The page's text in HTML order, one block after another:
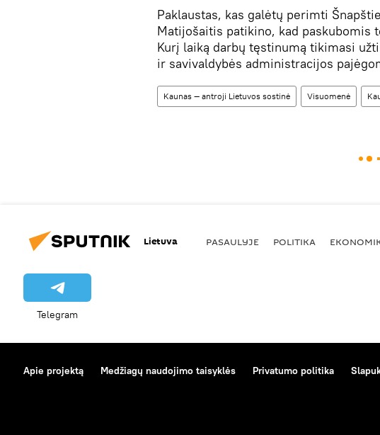
Paklaustas, kas galėtų perimti
Matijošaitis patikino, kad paskubomis
Kurį laiką darbų tęstinumą tikimasi
ir savivaldybės administracijos
Kaunas — antroji Lietuvos sostinė Visuomenė
Lietuva PASAULYJE POLITIKA
Telegram
Apie projektą Medžiagų naudojimo taisyklės Privatumo politika